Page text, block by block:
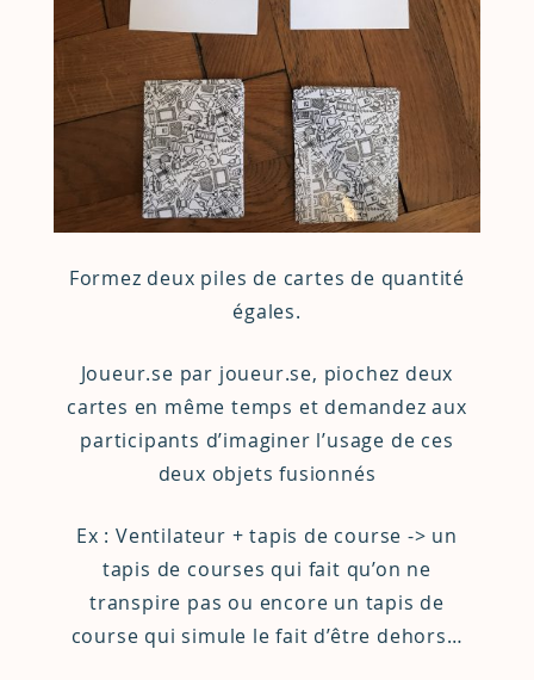
Formez deux piles de cartes de quantité
égales.
Joueur.se par joueur.se, piochez deux
cartes en même temps et demandez aux
participants d’imaginer l’usage de ces
deux objets fusionnés
Ex : Ventilateur + tapis de course -> un
tapis de courses qui fait qu’on ne
transpire pas ou encore un tapis de
course qui simule le fait d’être dehors…